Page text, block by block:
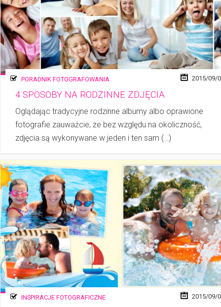
PORADNIK FOTOGRAFOWANIA 2015/09/
4 SPOSOBY NA RODZINNE ZDJĘCIA
Oglądając tradycyjne rodzinne albumy albo oprawione
fotografie zauważcie, że bez względu na okoliczność,
zdjęcia są wykonywane w jeden i ten sam (…)
INSPIRACJE FOTOGRAFICZNE 2015/09/